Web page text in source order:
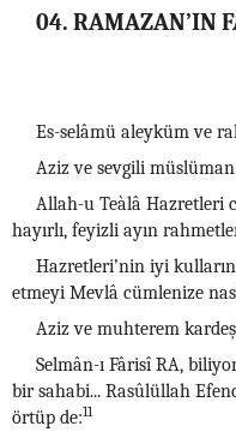
04. RAMAZAN’IN
Es-selâmü aleyküm ve
Aziz ve sevgili
Allah-u Teàlâ Hazretleri
hayırlı, feyizli ayın
Hazretleri’nin iyi
etmeyi Mevlâ cümlenize
Aziz ve muhterem
Selmân-ı Fârisî RA,
bir sahabi... Rasûlüllah
örtüp de:11